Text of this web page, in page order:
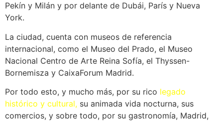
Pekín y Milán y por delante de Dubái, París y Nueva
York.
La ciudad, cuenta con museos de referencia
internacional, como el Museo del Prado, el Museo
Nacional Centro de Arte Reina Sofía, el Thyssen-
Bornemisza y CaixaForum Madrid.
Por todo esto, y mucho más, por su rico legado
histórico y cultural, su animada vida nocturna, sus
comercios, y sobre todo, por su gastronomía, Madrid,